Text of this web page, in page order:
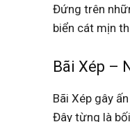
Đứng trên
biển cát mịn
Bãi Xép –
Bãi Xép gây
Đây từng là